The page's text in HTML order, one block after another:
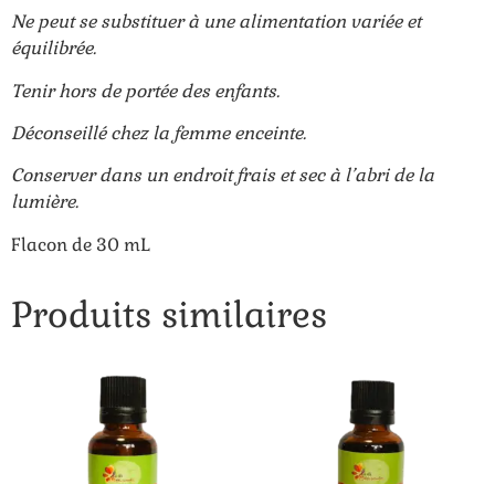
Ne peut se substituer à une alimentation variée et
équilibrée.
Tenir hors de portée des enfants.
Déconseillé chez la femme enceinte.
Conserver dans un endroit frais et sec à l’abri de la
lumière.
Flacon de 30 mL
Produits similaires